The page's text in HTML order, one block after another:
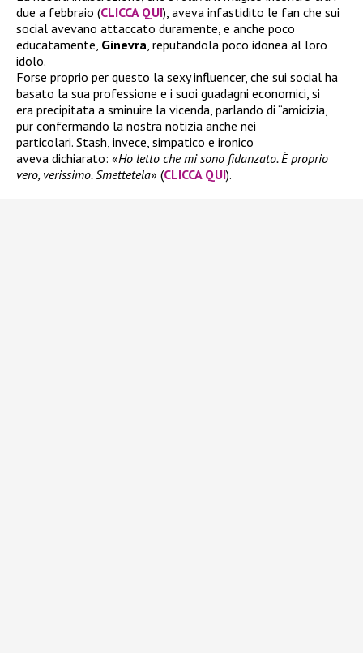
due a febbraio (CLICCA QUI), aveva infastidito le fan che sui
social avevano attaccato duramente, e anche poco
educatamente, Ginevra , reputandola poco idonea al loro
idolo.
Forse proprio per questo la sexy influencer, che sui social ha
basato la sua professione e i suoi guadagni economici, si
era precipitata a sminuire la vicenda, parlando di “amicizia,
pur confermando la nostra notizia anche nei
particolari. Stash, invece, simpatico e ironico
aveva dichiarato: «Ho letto che mi sono fidanzato. È proprio
vero, verissimo. Smettetela» (CLICCA QUI).